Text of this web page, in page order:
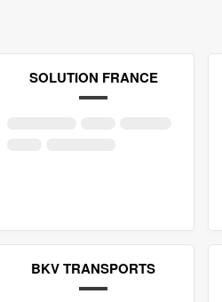
SOLUTION FRANCE
BKV TRANSPORTS